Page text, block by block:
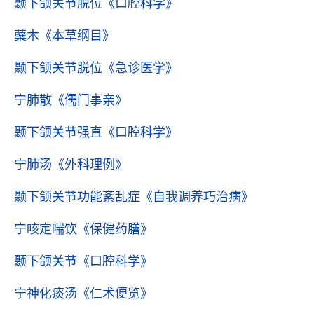
颞下颌关节脱位 《口腔科学》
蘖木 《本草纲目》
颞下颌关节脱位 《急诊医学》
宁肺散 《儒门事亲》
颞下颌关节强直 《口腔科学》
宁肺汤 《外科理例》
颞下颌关节功能紊乱症 《自我调养巧治病》
宁咳定喘饮 《保健药膳》
颞下颌关节 《口腔科学》
宁神化痰汤 《仁术便览》